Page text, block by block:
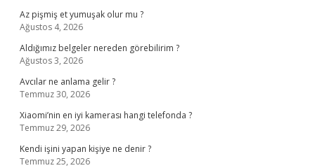
Az pişmiş et yumuşak olur mu ?
Ağustos 4, 2026
Aldığımız belgeler nereden görebilirim ?
Ağustos 3, 2026
Avcılar ne anlama gelir ?
Temmuz 30, 2026
Xiaomi’nin en iyi kamerası hangi telefonda ?
Temmuz 29, 2026
Kendi işini yapan kişiye ne denir ?
Temmuz 25, 2026